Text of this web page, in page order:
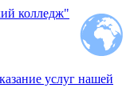
услуг нашей